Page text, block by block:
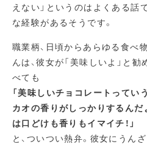
えない」というのはよくある話
な経験があるそうです。
職業柄、日頃からあらゆる食べ
んは、彼女が「美味しいよ」と
べても
「美味しいチョコレートってい
カオの香りがしっかりするんだ
は口どけも香りもイマイチ！」
と、ついつい熱弁。彼女にうん